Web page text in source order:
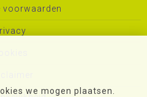
we mogen plaatsen.
voorwaarden